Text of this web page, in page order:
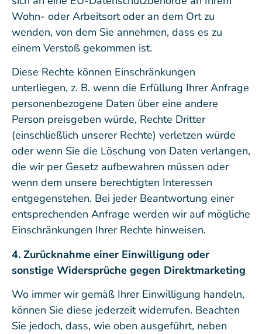
Wohn- oder Arbeitsort oder an dem Ort zu
wenden, von dem Sie annehmen, dass es zu
einem Verstoß gekommen ist.
Diese Rechte können Einschränkungen
unterliegen, z. B. wenn die Erfüllung Ihrer Anfrage
personenbezogene Daten über eine andere
Person preisgeben würde, Rechte Dritter
(einschließlich unserer Rechte) verletzen würde
oder wenn Sie die Löschung von Daten verlangen,
die wir per Gesetz aufbewahren müssen oder
wenn dem unsere berechtigten Interessen
entgegenstehen. Bei jeder Beantwortung einer
entsprechenden Anfrage werden wir auf mögliche
Einschränkungen Ihrer Rechte hinweisen.
4. Zurücknahme einer Einwilligung oder
sonstige Widersprüche gegen Direktmarketing
Wo immer wir gemäß Ihrer Einwilligung handeln,
können Sie diese jederzeit widerrufen. Beachten
Sie jedoch, dass, wie oben ausgeführt, neben